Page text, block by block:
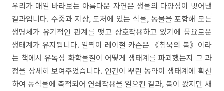
우리가 매일 바라보는 아름다운 자연은 생물의 다양성이 빚어낸
결과입니다. 수중과 지상, 도처에 있는 식물, 동물을 포함해 모든
생명체가 유기적인 관계를 맺고 상호작용하고 있기에 풍요로운
생태계가 유지됩니다. 일찍이 레이철 카슨은 《침묵의 봄》이라
는 책에서 유독성 화학물질이 어떻게 생태계를 파괴했는지 그 과
정을 상세히 보여주었습니다. 인간이 뿌린 농약이 생태계에 확산
하여 동식물에 축적되어 연쇄작용을 일으킨 결과, 봄이 왔지만 새